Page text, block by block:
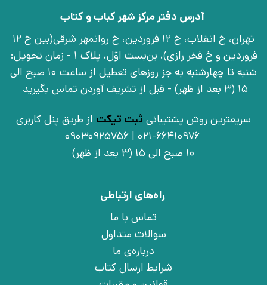
آدرس دفتر مرکز شهر کباب و کتاب
تهران، خ انقلاب، خ 12 فروردین، خ روانمهر شرقی(بین خ 12
فروردین و خ فخر رازی)، بن‌بست اوّل، پلاک 1 - زمان تحویل:
شنبه تا چهارشنبه به جز روزهای تعطیل از ساعت 10 صبح الی
15 (3 بعد از ظهر) - قبل از تشریف آوردن تماس بگیرید
سریعترین روش پشتیبانی ثبت تیکت از طریق پنل کاربری
021-66410976 | 09030925756
10 صبح الی 15 (3 بعد از ظهر)
راه‌های ارتباطی
تماس با ما
سوالات متداول
درباره‌ی ما
شرایط ارسال کتاب